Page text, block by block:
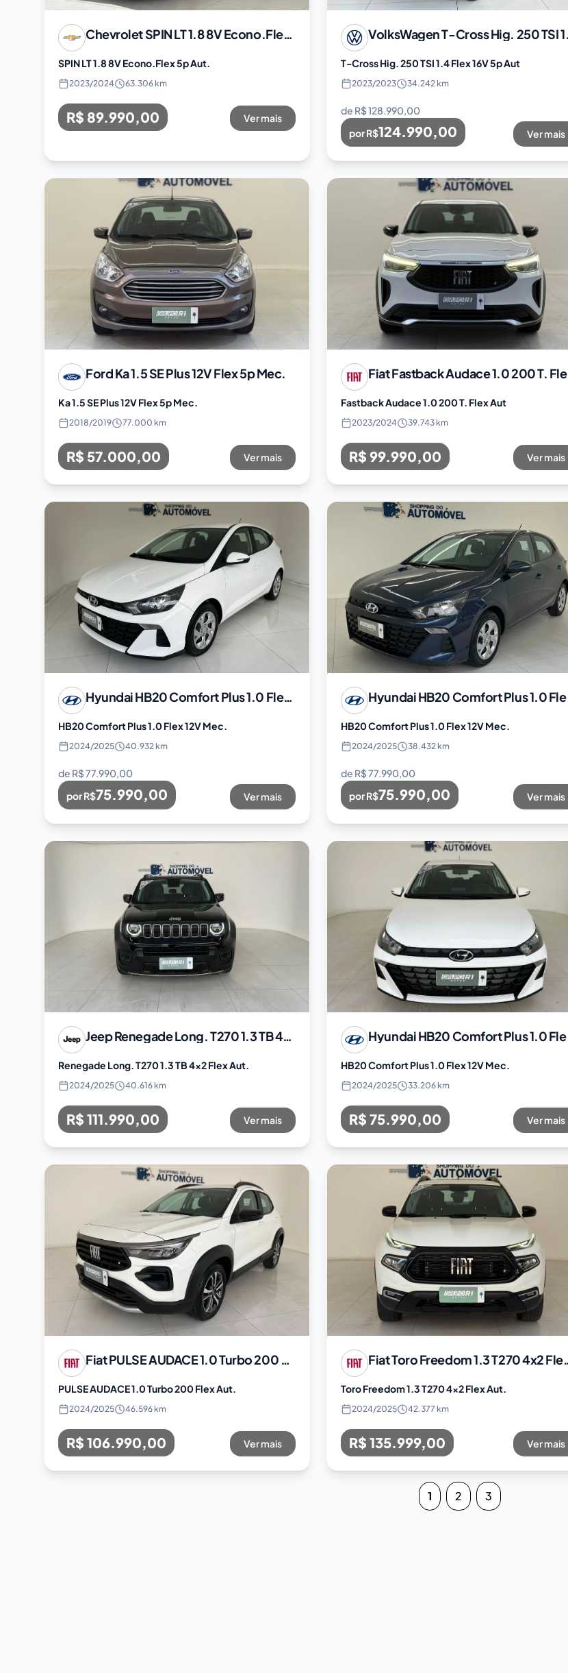
ChevroletSPIN LT 1.8 8V Econo.Flex 5p Aut.
SPIN LT 1.8 8V Econo.Flex 5p Aut.
2023/2024 63.306 km
R$ 89.990,00 Ver mais
VolksWagenT-Cross Hig. 250 TSI 1.4 Flex 16V 5p Aut
T-Cross Hig. 250 TSI 1.4 Flex 16V 5p Aut
2023/2023 34.242 km
de R$128.990,00
por R$124.990,00 Ver mais
FordKa 1.5 SE Plus 12V Flex 5p Mec.
Ka 1.5 SE Plus 12V Flex 5p Mec.
2018/2019 77.000 km
R$ 57.000,00 Ver mais
FiatFastback Audace 1.0 200 T. Flex Aut
Fastback Audace 1.0 200 T. Flex Aut
2023/2024 39.743 km
R$ 99.990,00 Ver mais
HyundaiHB20 Comfort Plus 1.0 Flex 12V Mec.
HB20 Comfort Plus 1.0 Flex 12V Mec.
2024/2025 40.932 km
de R$77.990,00
por R$75.990,00 Ver mais
HyundaiHB20 Comfort Plus 1.0 Flex 12V Mec.
HB20 Comfort Plus 1.0 Flex 12V Mec.
2024/2025 38.432 km
de R$77.990,00
por R$75.990,00 Ver mais
JeepRenegade Long. T270 1.3 TB 4x2 Flex Aut.
Renegade Long. T270 1.3 TB 4x2 Flex Aut.
2024/2025 40.616 km
R$ 111.990,00 Ver mais
HyundaiHB20 Comfort Plus 1.0 Flex 12V Mec.
HB20 Comfort Plus 1.0 Flex 12V Mec.
2024/2025 33.206 km
R$ 75.990,00 Ver mais
FiatPULSE AUDACE 1.0 Turbo 200 Flex Aut.
PULSE AUDACE 1.0 Turbo 200 Flex Aut.
2024/2025 46.596 km
R$ 106.990,00 Ver mais
FiatToro Freedom 1.3 T270 4x2 Flex Aut.
Toro Freedom 1.3 T270 4x2 Flex Aut.
2024/2025 42.377 km
R$ 135.999,00 Ver mais
1 2 3